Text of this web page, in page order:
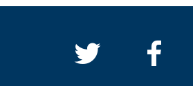
Suivre(Ouvrir